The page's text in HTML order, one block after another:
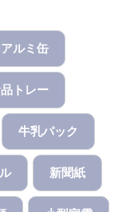
ルミ缶
トレー
牛乳パック
新聞紙